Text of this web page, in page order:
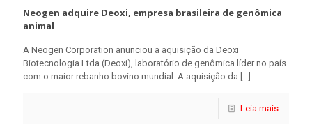
Neogen adquire Deoxi, empresa brasileira de genômica
animal
A Neogen Corporation anunciou a aquisição da Deoxi
Biotecnologia Ltda (Deoxi), laboratório de genômica líder no país
com o maior rebanho bovino mundial. A aquisição da
Leia mais